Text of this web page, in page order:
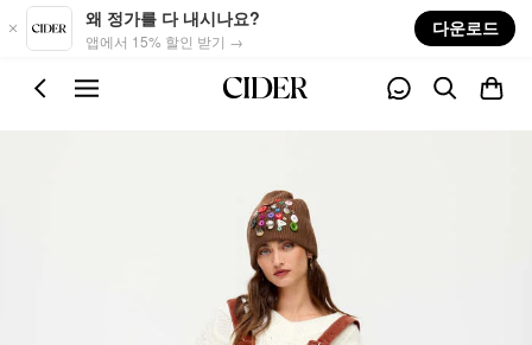
Skip to main content
왜 정가를 다 내시나요?
앱에서 15% 할인 받기 →
다운로드